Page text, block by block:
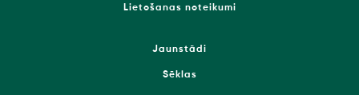
Lietošanas noteikumi
Jaunstādi
Sēklas